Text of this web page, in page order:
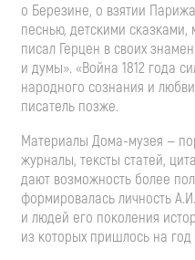
о Березине, о взятии
песнью, детскими
писал Герцен в своих
и думы». «Война 1812 года
народного сознания и
писатель позже.
Материалы Дома-музея —
журналы, тексты статей,
дают возможность более
формировалась личность
и людей его поколения
из которых пришлось на